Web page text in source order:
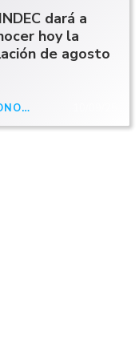
dará a
hoy la
de agosto
ECONOMÍA